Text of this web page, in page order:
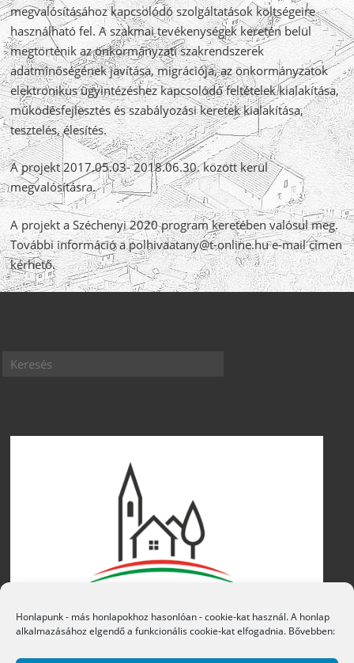
Honlapunk - más honlapokhoz hasonlóan - cookie-kat használ. A honlap
alkalmazásához elgendő a funkcionális cookie-kat elfogadnia. Bővebben:
megvalósításához kapcsolódó szolgáltatások költségeire
használható fel. A szakmai tevékenységek keretén belül
megtörténik az önkormányzati szakrendszerek
adatminőségének javítása, migrációja, az önkormányzatok
elektronikus ügyintézéshez kapcsolódó feltételek kialakítása,
működésfejlesztés és szabályozási keretek kialakítása,
tesztelés, élesítés.
A projekt 2017.05.03- 2018.06.30. között kerül
megvalósításra.
A projekt a Széchenyi 2020 program keretében valósul meg.
További információ a polhivaatany@t-online.hu e-mail címen
kérhető.